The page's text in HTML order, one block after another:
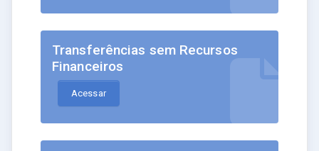
Transferências sem Recursos
Financeiros
Acessar